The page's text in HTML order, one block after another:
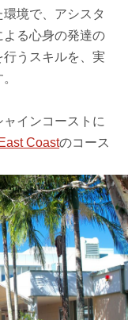
境で、アシスタ
よる心身の発達の
うスキルを、実
インコーストに
Coastのコース